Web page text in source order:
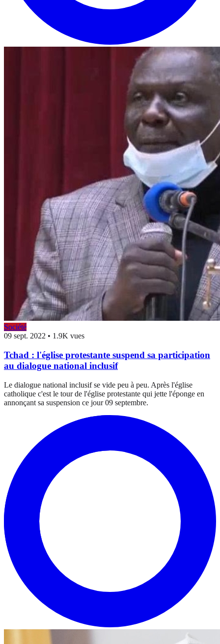
Société
09 sept. 2022 • 1.9K vues
Tchad : l'église protestante suspend sa participation
au dialogue national inclusif
Le dialogue national inclusif se vide peu à peu. Après l'église
catholique c'est le tour de l'église protestante qui jette l'éponge en
annonçant sa suspension ce jour 09 septembre.